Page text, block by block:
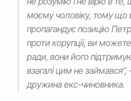
моєму чоловіку, тому що
пропагандує позицію
проти корупції, ви можете
ради, вони його
взагалі цим не займався”,
дружина екс-чиновника.